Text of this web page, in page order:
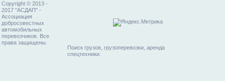
Copyright © 2013 -
2017 "АСДАП" -
Ассоциация
добросовестных
автомобильных
перевозчиков. Все
права защищены.
Поиск грузов, грузоперевозки, аренда
спецтехники.